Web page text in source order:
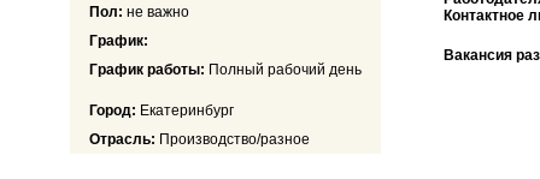
Пол: не важно
График:
График работы: Полный рабочий день
Город: Екатеринбург
Отрасль: Производство/разное
Контактное
Вакансия